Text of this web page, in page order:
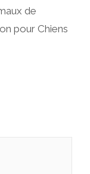
de
pour Chiens